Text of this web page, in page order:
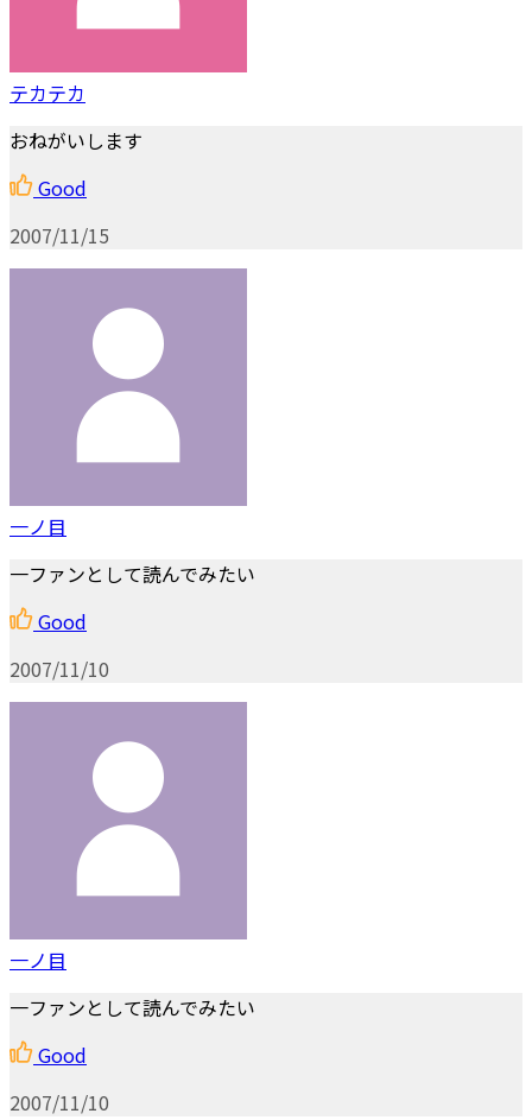
テカテカ
おねがいします
Good
2007/11/15
一ノ目
一ファンとして読んでみたい
Good
2007/11/10
一ノ目
一ファンとして読んでみたい
Good
2007/11/10